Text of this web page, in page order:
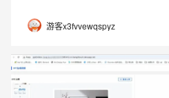
游客x3fvvewqspyz